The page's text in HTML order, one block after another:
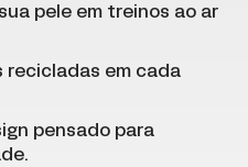
pele em treinos ao ar
recicladas em cada
pensado para